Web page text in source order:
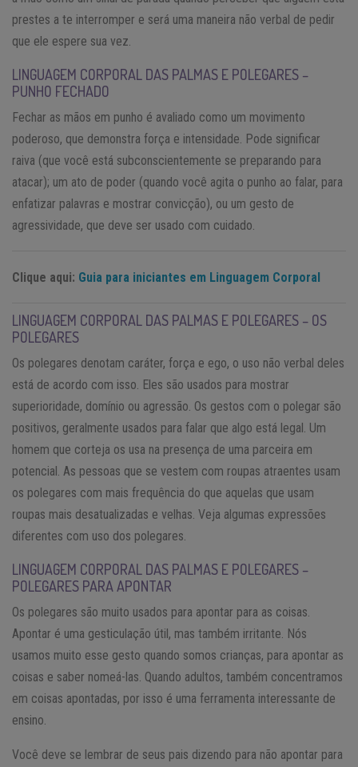
prestes a te interromper e será uma maneira não verbal de pedir
que ele espere sua vez.
LINGUAGEM CORPORAL DAS PALMAS E POLEGARES –
PUNHO FECHADO
Fechar as mãos em punho é avaliado como um movimento
poderoso, que demonstra força e intensidade. Pode significar
raiva (que você está subconscientemente se preparando para
atacar); um ato de poder (quando você agita o punho ao falar, para
enfatizar palavras e mostrar convicção), ou um gesto de
agressividade, que deve ser usado com cuidado.
Clique aqui: Guia para iniciantes em Linguagem Corporal
LINGUAGEM CORPORAL DAS PALMAS E POLEGARES – OS
POLEGARES
Os polegares denotam caráter, força e ego, o uso não verbal deles
está de acordo com isso. Eles são usados para mostrar
superioridade, domínio ou agressão. Os gestos com o polegar são
positivos, geralmente usados para falar que algo está legal. Um
homem que corteja os usa na presença de uma parceira em
potencial. As pessoas que se vestem com roupas atraentes usam
os polegares com mais frequência do que aquelas que usam
roupas mais desatualizadas e velhas. Veja algumas expressões
diferentes com uso dos polegares.
LINGUAGEM CORPORAL DAS PALMAS E POLEGARES –
POLEGARES PARA APONTAR
Os polegares são muito usados para apontar para as coisas.
Apontar é uma gesticulação útil, mas também irritante. Nós
usamos muito esse gesto quando somos crianças, para apontar as
coisas e saber nomeá-las. Quando adultos, também concentramos
em coisas apontadas, por isso é uma ferramenta interessante de
ensino.
Você deve se lembrar de seus pais dizendo para não apontar para